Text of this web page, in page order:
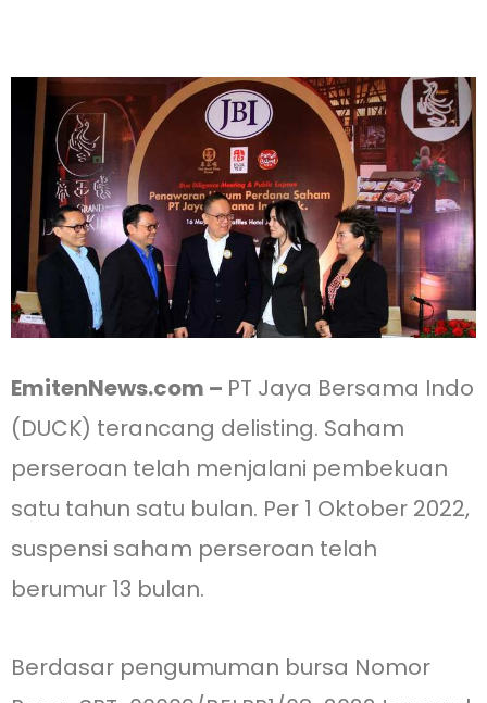
EmitenNews.com – PT Jaya Bersama Indo
(DUCK) terancang delisting. Saham
perseroan telah menjalani pembekuan
satu tahun satu bulan. Per 1 Oktober 2022,
suspensi saham perseroan telah
berumur 13 bulan.
Berdasar pengumuman bursa Nomor